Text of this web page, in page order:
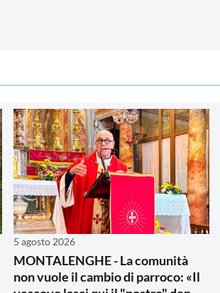
5 agosto 2026
MONTALENGHE - La comunità
non vuole il cambio di parroco: «Il